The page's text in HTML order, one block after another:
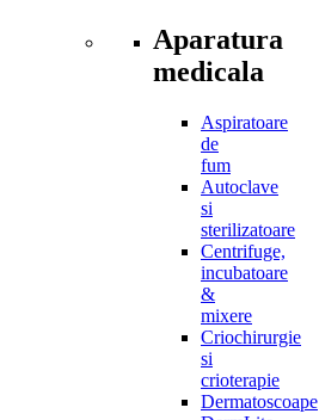
Aparatura
medicala
Aspiratoare
de
fum
Autoclave
si
sterilizatoare
Centrifuge,
incubatoare
&
mixere
Criochirurgie
si
crioterapie
Dermatoscoape